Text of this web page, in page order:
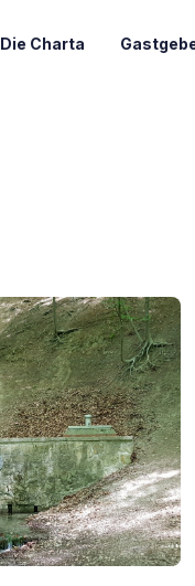
Die Charta